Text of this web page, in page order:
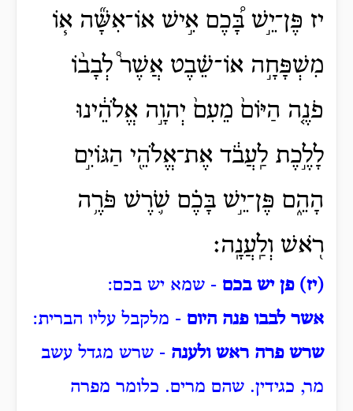
יז פֶּן־יֵ֣שׁ בָּ֠כֶם אִ֣ישׁ אוֹ־אִשָּׁ֞ה א֧וֹ
מִשְׁפָּחָ֣ה אוֹ־שֵׁ֗בֶט אֲשֶׁר֩ לְבָב֨וֹ
פֹנֶ֤ה הַיּוֹם֙ מֵעִם֙ יְהוָ֣ה אֱלֹהֵ֔ינוּ
לָלֶ֣כֶת לַֽעֲבֹ֔ד אֶת־אֱלֹהֵ֖י הַגּוֹיִ֣ם
הָהֵ֑ם פֶּן־יֵ֣שׁ בָּכֶ֗ם שֹׁ֛רֶשׁ פֹּרֶ֥ה
רֹ֖אשׁ וְלַֽעֲנָֽה׃
(יז) פן יש בכם - שמא יש בכם:
אשר לבבו פנה היום - מלקבל עליו הברית:
שרש פרה ראש ולענה - שרש מגדל עשב
מר, כגידין. שהם מרים. כלומר מפרה